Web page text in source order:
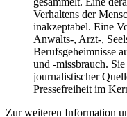
Verhaltens der
inakzeptabel. Eine
Anwalts-, Arzt-,
Berufsgeheimnisse
und -missbrauch.
journalistischer
Pressefreiheit im
Zur weiteren Information